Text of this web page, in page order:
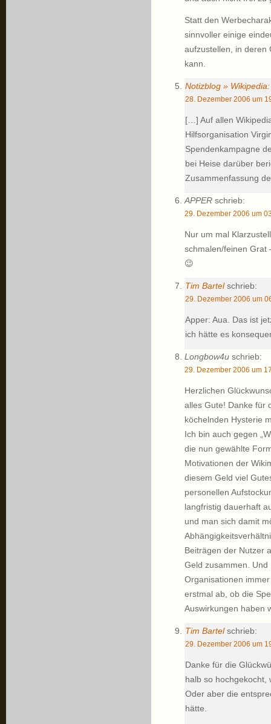
Statt den
sinnvoller einige
aufzustellen, in deren
kann.
Notizblog »
28. Dezember 2006 um
[…] Auf allen
Hilfsorganisation
Spendenkampagne
bei Heise darüber
Zusammenfassung
APPER schrieb:
29. Dezember 2006 um
Nur um mal
schmalen/feinen Grat
😉
Tim Bartelschrieb:
29. Dezember 2006 um
Apper: Aua. Das ist
ich hätte es
Longbow4u schrieb:
29. Dezember 2006 um
Herzlichen
alles Gute! Danke für
köchelnden Hysterie
Ich bin auch gegen
die nun gewählte
Motivationen der
diesem Geld viel
personellen
langfristig dauerhaft
und man sich damit
Beiträgen der Nutzer
Geld zusammen.
Organisationen
erstmal ab, ob die
Auswirkungen haben
Tim Bartelschrieb:
29. Dezember 2006 um
Danke für die
halb so hochgekocht,
Oder aber die
hätte.